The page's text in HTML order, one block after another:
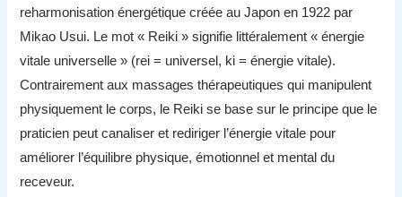
reharmonisation énergétique créée au Japon en 1922 par
Mikao Usui. Le mot « Reiki » signifie littéralement « énergie
vitale universelle » (rei = universel, ki = énergie vitale).
Contrairement aux massages thérapeutiques qui manipulent
physiquement le corps, le Reiki se base sur le principe que le
praticien peut canaliser et rediriger l’énergie vitale pour
améliorer l’équilibre physique, émotionnel et mental du
receveur.